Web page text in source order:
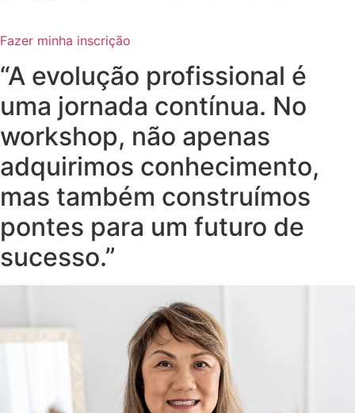
Fazer minha inscrição
“A evolução profissional é
uma jornada contínua. No
workshop, não apenas
adquirimos conhecimento,
mas também construímos
pontes para um futuro de
sucesso.”